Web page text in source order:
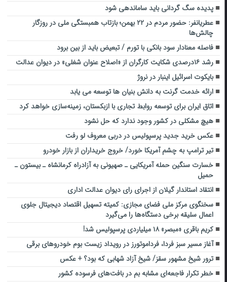
پدیده سگ گردانی باید ساماندهی شود
عطریانفر: حضور مردم در ۲۲ بهمن؛ بازتاب همبستگی ملی در روزگار
چالش‌ها
فاصله معنادار سود بانکی با تورم / تبعیض باید از بین برود
رشد ۱۶درصدی شکایت کارگران از «اصلاح عنوان شغلی» در دیوان عدالت
بایکوت اسرائیل اینبار در نروژ
ارائه خدمت گرنت به دانش بنیان ها توسعه می یابد
اتاق ایران برای توسعه روابط تجاری با ازبکستان، زمینه‌سازی خواهد کرد
هیچ مشکلی در کشور وجود ندارد که حل نشود
عکس خرید جدید پرسپولیس در دربی معروف لو رفت
تیر ترامپ به چشم آمریکا خورد/ خروج خریداران از بازار خودرو
خسارت سنگین حمله آمریکایی ـ صهیونی به آزادراه کرمانشاه ـ بیستون ـ
حمیل
انتقاد استاندار گیلان از اجرای رای دیوان عدالت اداری
سخنگوی مرکز ملی فضای مجازی: کمیته تسهیل اقتصاد دیجیتال جلوی
اعمال سلیقه برخی دستگاه‌ها را می‌گیرد
کریم باقری «مبصر» ۱۸ میلیاردی پرسپولیس شد!
آغاز مسیر سبز فردا، فرداموتورز در رویداد زیست بوم خودروهای برقی
ترور شیخ مشهور سقز/ شیخ آزاد شهابی که بود؟ + عکس
خطر تکرار فاجعه‌ای مشابه بم در بافت‌های فرسوده کشور